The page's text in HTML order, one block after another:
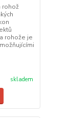
rohož
rohože je
skladem